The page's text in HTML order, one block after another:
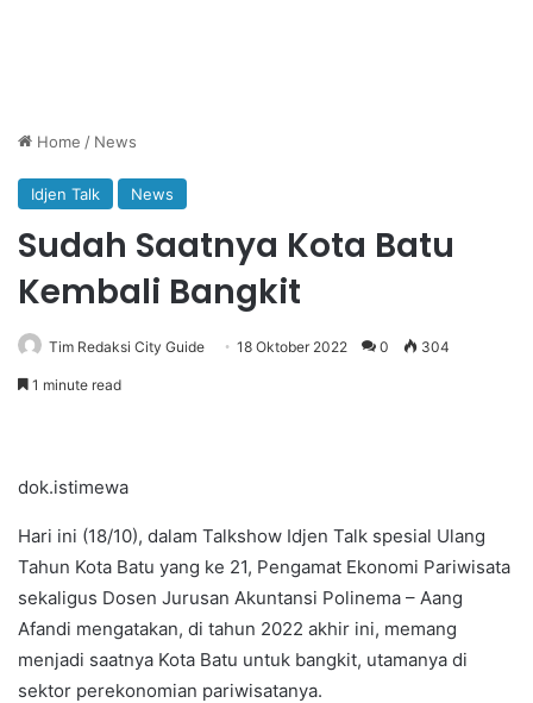
Home / News
Idjen Talk News
Sudah Saatnya Kota Batu
Kembali Bangkit
Tim Redaksi City Guide 18 Oktober 2022 0 304
1 minute read
dok.istimewa
Hari ini (18/10), dalam Talkshow Idjen Talk spesial Ulang
Tahun Kota Batu yang ke 21, Pengamat Ekonomi Pariwisata
sekaligus Dosen Jurusan Akuntansi Polinema – Aang
Afandi mengatakan, di tahun 2022 akhir ini, memang
menjadi saatnya Kota Batu untuk bangkit, utamanya di
sektor perekonomian pariwisatanya.